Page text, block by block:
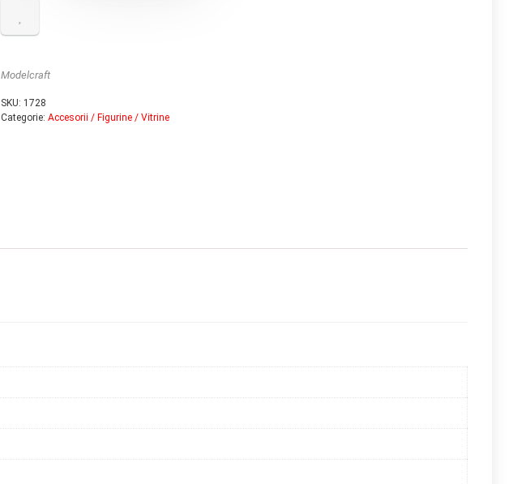
Modelcraft
SKU: 1728
Categorie: Accesorii / Figurine / Vitrine